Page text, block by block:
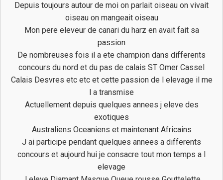
Depuis toujours autour de moi on parlait oiseau on vivait
oiseau on mangeait oiseau
Mon pere eleveur de canari du harz en avait fait sa
passion
De nombreuses fois il a ete champion dans differents
concours du nord et du pas de calais ST Omer Cassel
Calais Desvres etc etc et cette passion de l elevage il me
l a transmise
Actuellement depuis quelques annees j eleve des
exotiques
Australiens Oceaniens et maintenant Africains
J ai participe pendant quelques annees a differents
concours et aujourd hui je consacre tout mon temps a l
elevage